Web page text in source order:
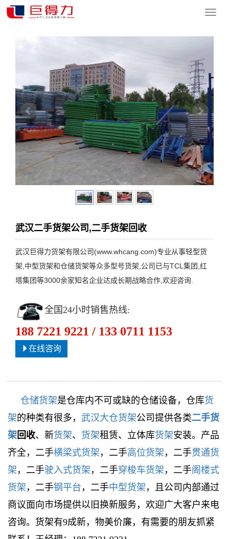
导
您的位置：网站首页 工程安装服务
武汉二手货架公司,二手货架回收
武汉巨得力货架有限公司(www.whcang.com)专业从事轻型货
架,中型货架和仓储货架等众多型号货架,公司已与TCL集团,红
塔集团等3000余家知名企业达成长期战略合作,欢迎咨询.
全国24小时销售热线:
188 7221 9221 / 133 0711 1153
在线咨询
仓储货架是仓库内不可或缺的仓储设备，仓库货
架的种类有很多， 武汉大仓货架公司提供各类二手货
架回收、新货架、 货架租赁、立体库货架安装。产品
齐全，二手横梁式货架 ，二手高位货架 ，二手贯通货
架 ，二手驶入式货架 ，二手穿梭车货架 ，二手阁楼式
货架 ，二手钢平台 ，二手中型货架 ，且公司内部通过
商议面向市场提供以旧换新服务，欢迎广大客户来电
咨询。货架有9成新，物美价廉，有需要的朋友抓紧